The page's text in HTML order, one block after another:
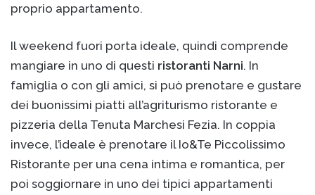
proprio appartamento.
Il weekend fuori porta ideale, quindi comprende
mangiare in uno di questi ristoranti Narni. In
famiglia o con gli amici, si può prenotare e gustare
dei buonissimi piatti all’agriturismo ristorante e
pizzeria della Tenuta Marchesi Fezia. In coppia
invece, l’ideale è prenotare il Io&Te Piccolissimo
Ristorante per una cena intima e romantica, per
poi soggiornare in uno dei tipici appartamenti